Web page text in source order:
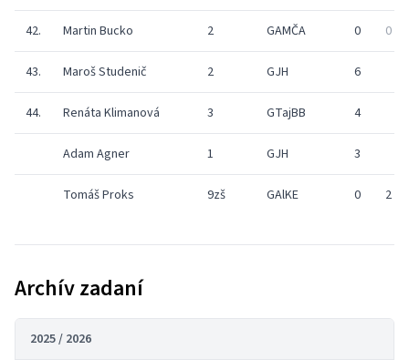
42. Martin Bucko 2 GAMČA 0 0
43. Maroš Studenič 2 GJH 6
44. Renáta Klimanová 3 GTajBB 4
Adam Agner 1 GJH 3
Tomáš Proks 9zš GAlKE 0 2
Archív zadaní
2025 / 2026